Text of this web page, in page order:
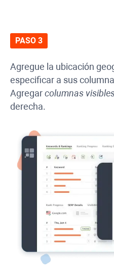
PASO 3
Agregue la ubicación
especificar a sus
Agregarcolumnas
derecha.